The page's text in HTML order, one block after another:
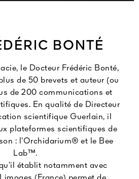
BONTÉ
le Docteur Frédéric Bonté,
de 50 brevets et auteur (ou
de 200 communications et
En qualité de Directeur
scientifique Guerlain, il
plateformes scientifiques de
: l’Orchidarium® et le Bee
Lab™.
établit notamment avec